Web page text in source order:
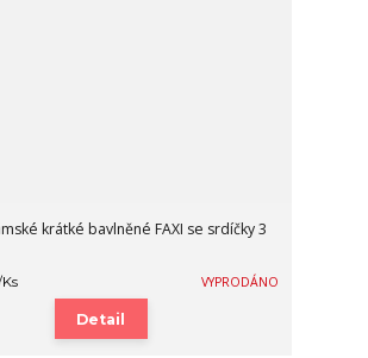
krátké bavlněné FAXI se srdíčky 3
Ks VYPRODÁNO
Detail